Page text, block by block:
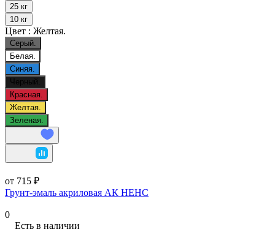
25 кг
10 кг
Цвет : Желтая.
Серый.
Белая.
Синяя.
Черный.
Красная.
Желтая.
Зеленая.
от 715 ₽
Грунт-эмаль акриловая АК НЕНС
0
Есть в наличии